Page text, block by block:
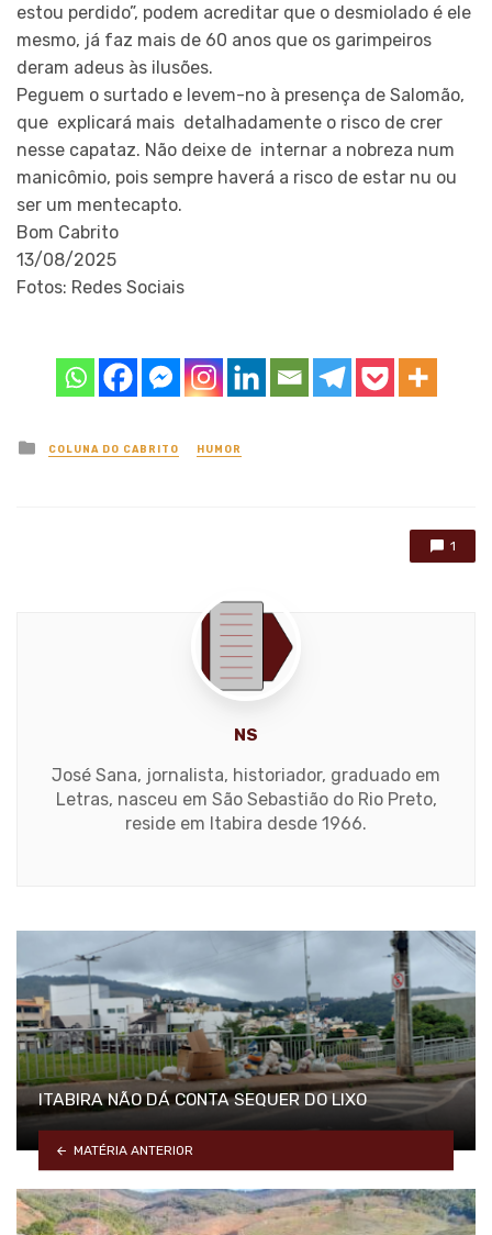
estou perdido”, podem acreditar que o desmiolado é ele
mesmo, já faz mais de 60 anos que os garimpeiros
deram adeus às ilusões.
Peguem o surtado e levem-no à presença de Salomão,
que explicará mais detalhadamente o risco de crer
nesse capataz. Não deixe de internar a nobreza num
manicômio, pois sempre haverá a risco de estar nu ou
ser um mentecapto.
Bom Cabrito
13/08/2025
Fotos: Redes Sociais
Posted
in
COLUNA DO CABRITO HUMOR
1
NS
José Sana, jornalista, historiador, graduado em
Letras, nasceu em São Sebastião do Rio Preto,
reside em Itabira desde 1966.
ITABIRA NÃO DÁ CONTA SEQUER DO LIXO
MATÉRIA ANTERIOR